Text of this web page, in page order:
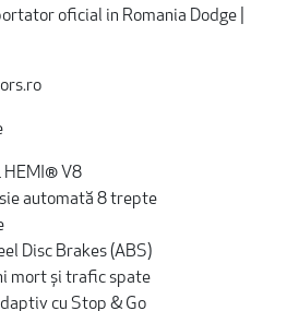
oficial in Romania Dodge |
HEMI® V8
automată 8 trepte
Disc Brakes (ABS)
mort și trafic spate
cu Stop & Go